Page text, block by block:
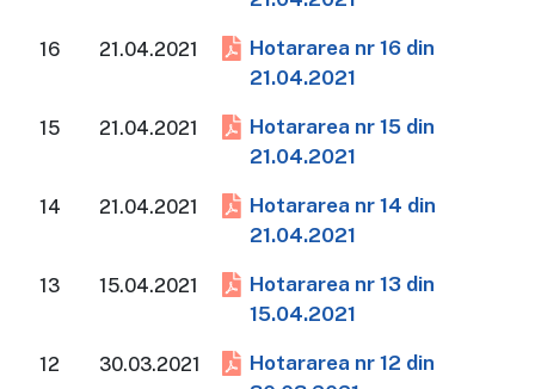
16 21.04.2021
Hotararea nr 16 din
21.04.2021
15 21.04.2021
Hotararea nr 15 din
21.04.2021
14 21.04.2021
Hotararea nr 14 din
21.04.2021
13 15.04.2021
Hotararea nr 13 din
15.04.2021
12 30.03.2021
Hotararea nr 12 din